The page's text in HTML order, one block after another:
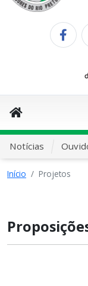
Notícias
Início Projetos